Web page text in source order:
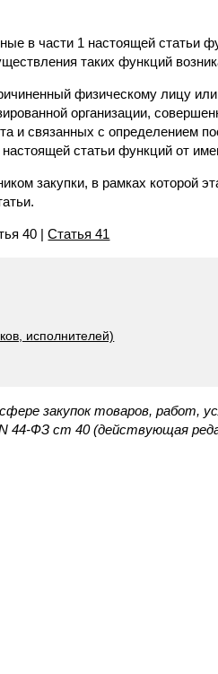
в части 1 настоящей статьи
таких функций
физическому лицу
организации,
и связанных с определением
статьи функций от
закупки, в рамках которой
40 |Статья 41
исполнителей)
закупок товаров, работ,
44-ФЗ ст 40 (действующая